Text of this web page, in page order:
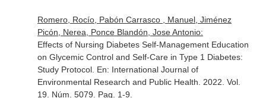
Romero, Rocío, Pabón Carrasco , Manuel, Jiménez
Picón, Nerea, Ponce Blandón, Jose Antonio:
Effects of Nursing Diabetes Self-Management Education
on Glycemic Control and Self-Care in Type 1 Diabetes:
Study Protocol. En: International Journal of
Environmental Research and Public Health . 2022. Vol.
19. Núm. 5079. Pag. 1-9.